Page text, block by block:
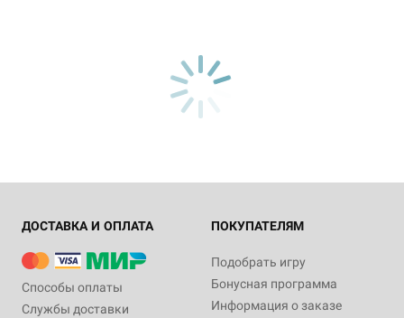
ДОСТАВКА И ОПЛАТА
Способы оплаты
Службы доставки
ПОКУПАТЕЛЯМ
Подобрать игру
Бонусная программа
Информация о заказе